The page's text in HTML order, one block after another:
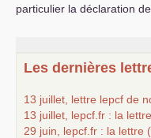
particulier la déclaration
Les dernières
13 juillet, lettre lepcf de
13 juillet, lepcf.fr : la
29 juin, lepcf.fr : la lettre